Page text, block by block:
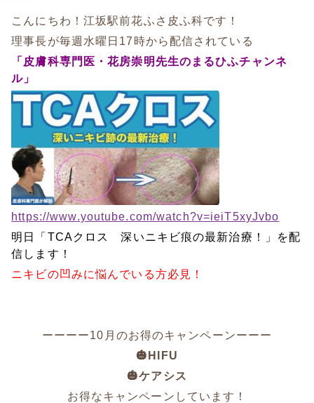
こんにちわ！江坂駅前花ふさ皮ふ科です！
理事長が毎週水曜日17時から配信されている
「皮膚科専門医・花房崇明先生のまるひふチャンネ
ル」
https://www.youtube.com/watch?v=ieiT5xyJvbo
明日「TCAクロス 深いニキビ痕の最新治療！」を配
信します！
ニキビの凹みに悩んでいる方必見！
ーーーー10月のお得のキャンペーンーーー
🎃 HIFU
🎃ケアシス
お得なキャンペーンしています！